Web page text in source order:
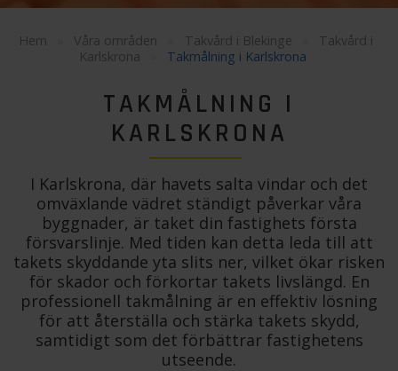
Hem Våra områden Takvård i Blekinge
Takvård i
Karlskrona
Takmålning i Karlskrona
TAKMÅLNING I
KARLSKRONA
I Karlskrona, där havets salta vindar och det
omväxlande vädret ständigt påverkar våra
byggnader, är taket din fastighets första
försvarslinje. Med tiden kan detta leda till att
takets skyddande yta slits ner, vilket ökar risken
för skador och förkortar takets livslängd. En
professionell takmålning är en effektiv lösning
för att återställa och stärka takets skydd,
samtidigt som det förbättrar fastighetens
utseende.